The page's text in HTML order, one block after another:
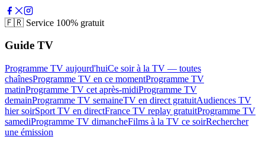
🇫🇷 Service 100% gratuit
Guide TV
Programme TV aujourd'huiCe soir à la TV — toutes
chaînesProgramme TV en ce momentProgramme TV
matinProgramme TV cet après-midiProgramme TV
demainProgramme TV semaineTV en direct gratuitAudiences TV
hier soirSport TV en directFrance TV replay gratuitProgramme TV
samediProgramme TV dimancheFilms à la TV ce soirRechercher
une émission